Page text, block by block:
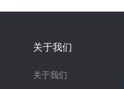
关于我们
关于我们